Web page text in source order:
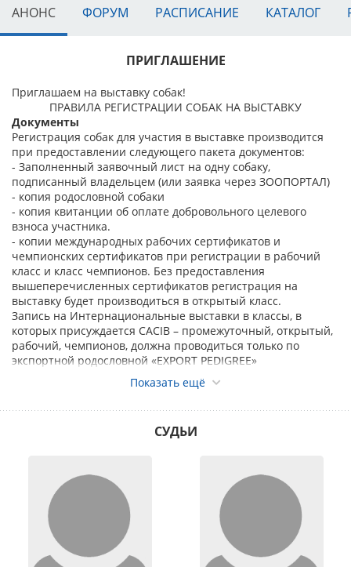
АНОНС ФОРУМ РАСПИСАНИЕ КАТАЛОГ
ПРИГЛАШЕНИЕ
Приглашаем на выставку собак!
ПРАВИЛА РЕГИСТРАЦИИ СОБАК НА ВЫСТАВКУ
Документы
Регистрация собак для участия в выставке производится
при предоставлении следующего пакета документов:
- Заполненный заявочный лист на одну собаку,
подписанный владельцем (или заявка через ЗООПОРТАЛ)
- копия родословной собаки
- копия квитанции об оплате добровольного целевого
взноса участника.
- копии международных рабочих сертификатов и
чемпионских сертификатов при регистрации в рабочий
класс и класс чемпионов. Без предоставления
вышеперечисленных сертификатов регистрация на
выставку будет производиться в открытый класс.
Запись на Интернациональные выставки в классы, в
которых присуждается CACIB – промежуточный, открытый,
рабочий, чемпионов, должна проводиться только по
экспортной родословной «EXPORT PEDIGREE»
Ответственность за правильность предоставленных
Исправления и дополнения в заявочном листе не
допускаются. Перевод собаки из класса в класс не
Требования к заявке
- все сканы документов необходимо присылать только в
формате JPG или PDF;
- при регистрации двух и более собак все документы
необходимо присылать на каждую собаку отдельным
письмом (каждой отдельной заявкой через ЗООПОРТАЛ);
- регистрация собаки осуществляется только при
Показать ещё
СУДЬИ